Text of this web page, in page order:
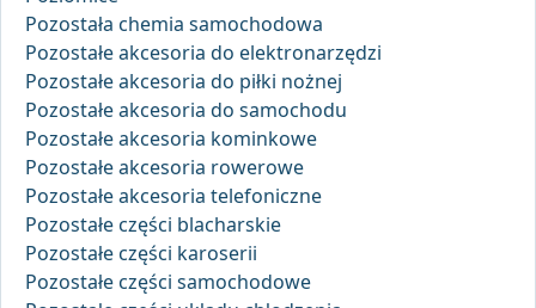
Pozostała chemia samochodowa
Pozostałe akcesoria do elektronarzędzi
Pozostałe akcesoria do piłki nożnej
Pozostałe akcesoria do samochodu
Pozostałe akcesoria kominkowe
Pozostałe akcesoria rowerowe
Pozostałe akcesoria telefoniczne
Pozostałe części blacharskie
Pozostałe części karoserii
Pozostałe części samochodowe